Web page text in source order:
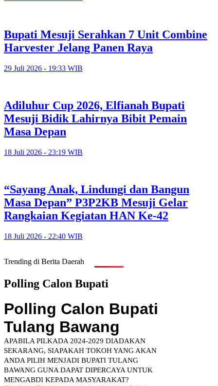
Bupati Mesuji Serahkan 7 Unit Combine
Harvester Jelang Panen Raya
29 Juli 2026 - 19:33 WIB
Adiluhur Cup 2026, Elfianah Bupati
Mesuji Bidik Lahirnya Bibit Pemain
Masa Depan
18 Juli 2026 - 23:19 WIB
“Sayang Anak, Lindungi dan Bangun
Masa Depan” P3P2KB Mesuji Gelar
Rangkaian Kegiatan HAN Ke-42
18 Juli 2026 - 22:40 WIB
Trending di Berita Daerah
Polling Calon Bupati